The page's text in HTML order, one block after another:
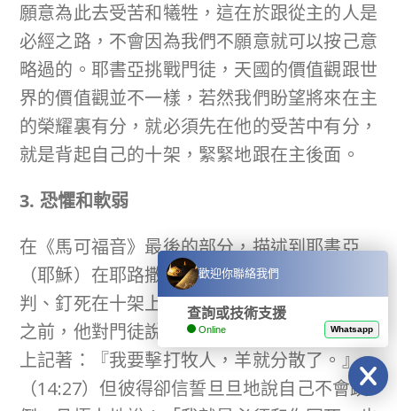
願意為此去受苦和犧牲，這在於跟從主的人是
必經之路，不會因為我們不願意就可以按己意
略過的。耶書亞挑戰門徒，天國的價值觀跟世
界的價值觀並不一樣，若然我們盼望將來在主
的榮耀裏有分，就必須先在他的受苦中有分，
就是背起自己的十架，緊緊地跟在主後面。
3. 恐懼和軟弱
在《馬可福音》最後的部分，描述到耶書亞
（耶穌）在耶路撒冷受難，他被人捉拿、審
判、釘死在十架上。在耶書亞前往客西馬尼園
之前，他對門徒說：「你們都要跌倒，因為經
上記著：『我要擊打牧人，羊就分散了。』」
（14:27）但彼得卻信誓旦旦地說自己不會跌
歡迎你聯絡我們
查詢或技術支援
Online Whatsapp